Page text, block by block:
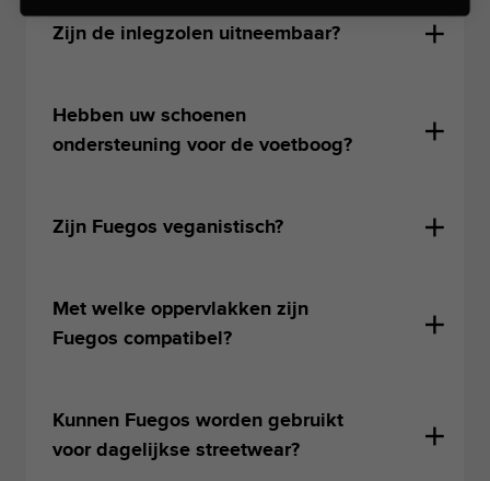
Zijn de inlegzolen uitneembaar?
Hebben uw schoenen
ondersteuning voor de voetboog?
Zijn Fuegos veganistisch?
Met welke oppervlakken zijn
Fuegos compatibel?
Kunnen Fuegos worden gebruikt
voor dagelijkse streetwear?